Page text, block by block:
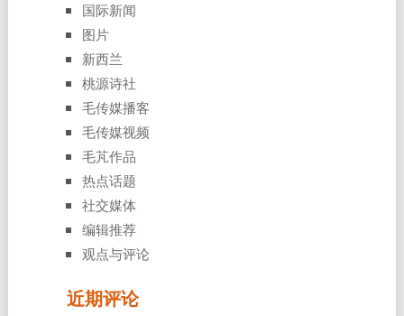
国际新闻
图片
新西兰
桃源诗社
毛传媒播客
毛传媒视频
毛芃作品
热点话题
社交媒体
编辑推荐
观点与评论
近期评论